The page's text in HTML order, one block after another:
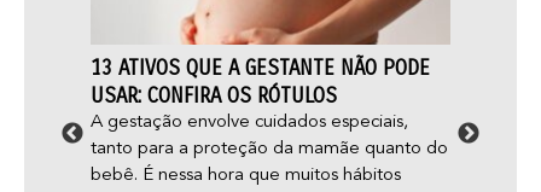
13 ATIVOS QUE A GESTANTE NÃO PODE
USAR: CONFIRA OS RÓTULOS
A gestação envolve cuidados especiais,
tanto para a proteção da mamãe quanto do
bebê. É nessa hora que muitos hábitos